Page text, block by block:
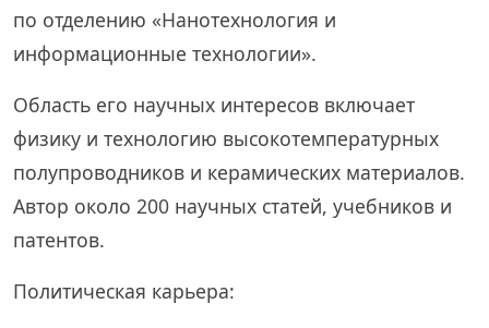
по отделению «Нанотехнология и
информационные технологии».
Область его научных интересов включает
физику и технологию высокотемпературных
полупроводников и керамических материалов.
Автор около 200 научных статей, учебников и
патентов.
Политическая карьера: